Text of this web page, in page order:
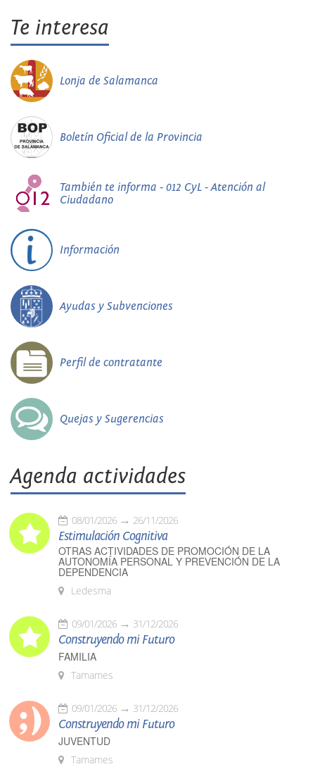
Te interesa
Lonja de Salamanca
Boletín Oficial de la Provincia
También te informa - 012 CyL - Atención al
Ciudadano
Información
Ayudas y Subvenciones
Perfil de contratante
Quejas y Sugerencias
Agenda actividades
08/01/2026 26/11/2026
Estimulación Cognitiva
OTRAS ACTIVIDADES DE PROMOCIÓN DE LA
AUTONOMÍA PERSONAL Y PREVENCIÓN DE LA
DEPENDENCIA
Ledesma
09/01/2026 31/12/2026
Construyendo mi Futuro
FAMILIA
Tamames
09/01/2026 31/12/2026
Construyendo mi Futuro
JUVENTUD
Tamames